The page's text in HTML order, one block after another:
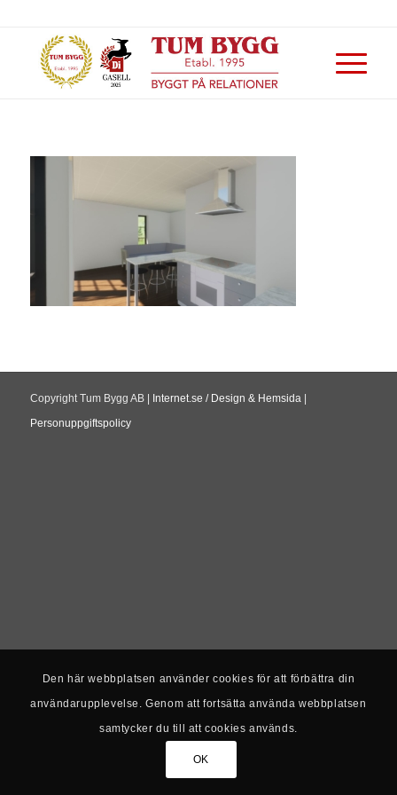
Copyright Tum Bygg AB | Internet.se / Design & Hemsida|
Personuppgiftspolicy
Den här webbplatsen använder cookies för att förbättra din
användarupplevelse. Genom att fortsätta använda webbplatsen
samtycker du till att cookies används.
OK